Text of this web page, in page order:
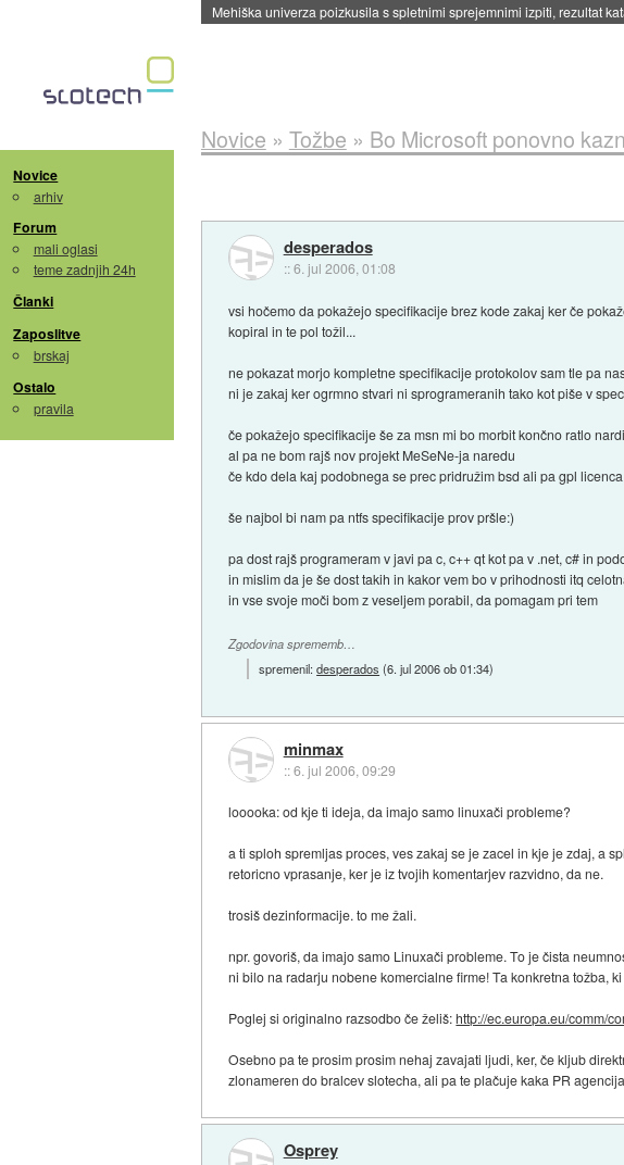
Evropska vesoljska agencija razvija svojo raketo za večkratno
Novice
arhiv
Forum
mali oglasi
teme zadnjih 24h
Članki
Zaposlitve
brskaj
Ostalo
pravila
Novice » Tožbe » Bo Microsoft ponovno
desperados
::6. jul 2006, 01:08
vsi hočemo da pokažejo specifikacije brez kode zakaj ker če
kopiral in te pol tožil...
ne pokazat morjo kompletne specifikacije protokolov sam tle pa
ni je zakaj ker ogrmno stvari ni sprogrameranih tako kot piše v
če pokažejo specifikacije še za msn mi bo morbit končno ratlo
al pa ne bom rajš nov projekt MeSeNe-ja naredu
če kdo dela kaj podobnega se prec pridružim bsd ali pa gpl
še najbol bi nam pa ntfs specifikacije prov pršle:)
pa dost rajš programeram v javi pa c, c++ qt kot pa v .net, c# in
in mislim da je še dost takih in kakor vem bo v prihodnosti itq
in vse svoje moči bom z veseljem porabil, da pomagam pri tem
Zgodovina sprememb…
spremenil:desperados (6. jul 2006 ob 01:34)
minmax
::6. jul 2006, 09:29
looooka: od kje ti ideja, da imajo samo linuxači probleme?
a ti sploh spremljas proces, ves zakaj se je zacel in kje je zdaj, a
retoricno vprasanje, ker je iz tvojih komentarjev razvidno, da ne.
trosiš dezinformacije. to me žali.
npr. govoriš, da imajo samo Linuxači probleme. To je čista
ni bilo na radarju nobene komercialne firme! Ta konkretna tožba,
Poglej si originalno razsodbo če želiš:http://ec.europa.eu/comm/
Osebno pa te prosim prosim nehaj zavajati ljudi, ker, če kljub
zlonameren do bralcev slotecha, ali pa te plačuje kaka PR
Osprey